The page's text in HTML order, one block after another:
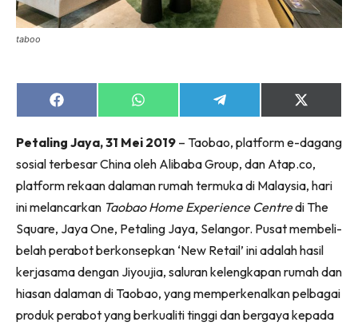
Make Over
Bilik Air
Ruang Makan
Menarik Lagi
Casa Impiana
Impiana Makeover
Makeover Ruang Selebriti
Destinasi
Hotel
Kafe
taboo
Share
on
Share
on
Share
on
Share
on
(Twitter)
Petaling Jaya, 31 Mei 2019 – Taobao, platform e-dagang
sosial terbesar China oleh Alibaba Group, dan Atap.co,
platform rekaan dalaman rumah termuka di Malaysia, hari
ini melancarkan Taobao Home Experience Centredi The
Square, Jaya One, Petaling Jaya, Selangor. Pusat membeli-
belah perabot berkonsepkan ‘New Retail’ ini adalah hasil
kerjasama dengan Jiyoujia, saluran kelengkapan rumah dan
hiasan dalaman di Taobao, yang memperkenalkan pelbagai
produk perabot yang berkualiti tinggi dan bergaya kepada